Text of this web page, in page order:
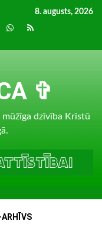
8. augusts, 2026
whatsapp
RSS
✞
dzīvība Kristū
ARHĪVS